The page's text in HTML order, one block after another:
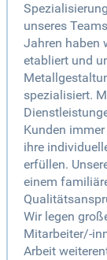
unseres
Jahren haben
etabliert und
spezialisiert.
Kunden
ihre
erfüllen.
einem
Wir legen
Mitarbeiter/-
Arbeit